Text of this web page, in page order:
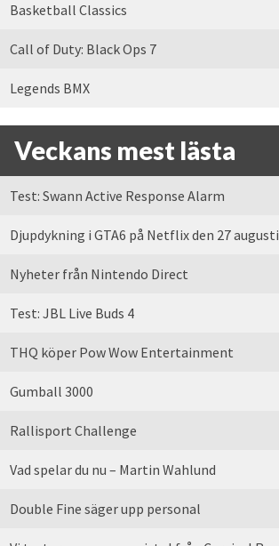
Basketball Classics
Call of Duty: Black Ops 7
Legends BMX
Veckans mest lästa
Test: Swann Active Response Alarm
Djupdykning i GTA6 på Netflix den 27 augusti
Nyheter från Nintendo Direct
Test: JBL Live Buds 4
THQ köper Pow Wow Entertainment
Gumball 3000
Rallisport Challenge
Vad spelar du nu – Martin Wahlund
Double Fine säger upp personal